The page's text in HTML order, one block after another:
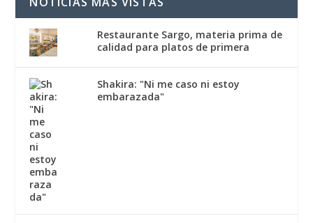
Restaurante Sargo, materia prima de
calidad para platos de primera
Shakira: "Ni me caso ni estoy
embarazada"